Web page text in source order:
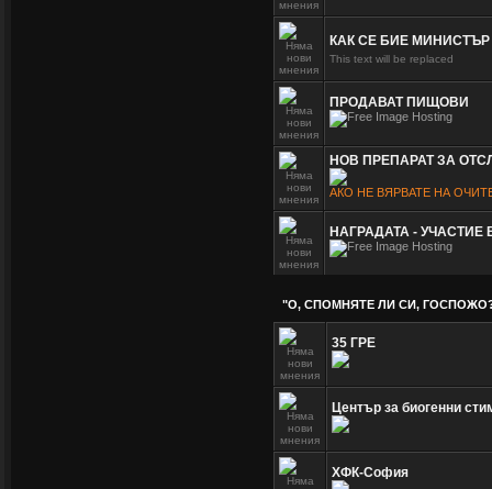
КАК СЕ БИЕ
This text will be replaced
ПРОДАВАТ ПИЩОВИ
НОВ ПРЕПАРАТ ЗА
АКО НЕ ВЯРВАТЕ НА
НАГРАДАТА -
"О, СПОМНЯТЕ ЛИ СИ,
35 ГРЕ
Център за биогенни
ХФК-София